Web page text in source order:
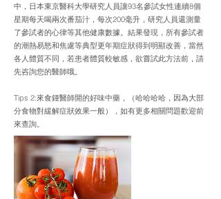
中，日本東京醫科大學研究人員讓93名參試女性連續8個
星期每天喝兩次番茄汁，每次200毫升，研究人員還測量
了參試者的心律等其他健康數據。結果發現，所有參試者
的潮熱易怒和焦慮等典型更年期症狀得到明顯改善，當然
各人體質不同，若患者體質較敏感，欲嘗試此方法前，請
先咨詢您的醫師哦。
Tips 2:來食鍾醫師開的好味中藥，（哈哈哈哈，因為大部
分食物對緩解症狀效果一般），如有更多相關問題歡迎前
來查詢。